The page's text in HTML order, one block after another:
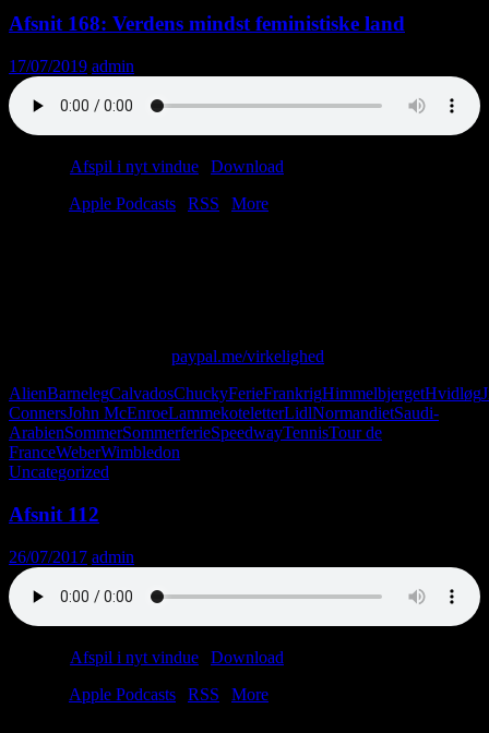
Afsnit 168: Verdens mindst feministiske land
17/07/2019 admin
Afspil i nyt vindue Download
Apple Podcasts RSS
More
paypal.me/virkelighed
AlienBarnelegCalvadosChuckyFerieFrankrigHimmelbjergetHvidløg
ConnersJohn McEnroeLammekoteletterLidlNormandietSaudi-
ArabienSommerSommerferieSpeedwayTennisTour de
FranceWeberWimbledon
Uncategorized
Afsnit 112
26/07/2017 admin
Afspil i nyt vindue Download
Apple Podcasts RSS
More